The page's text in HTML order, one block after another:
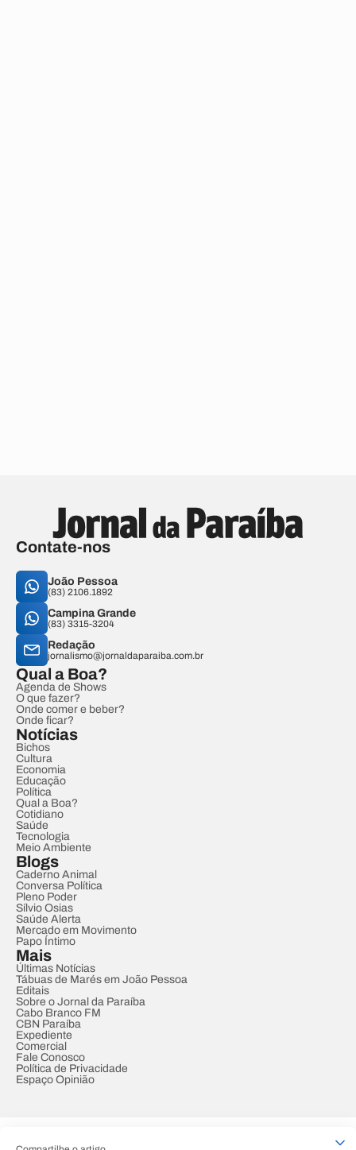
Contate-nos
João Pessoa
(83) 2106.1892
Campina Grande
(83) 3315-3204
Redação
jornalismo@jornaldaparaiba.com.br
Qual a Boa?
Agenda de Shows
O que fazer?
Onde comer e beber?
Onde ficar?
Notícias
Bichos
Cultura
Economia
Educação
Política
Qual a Boa?
Cotidiano
Saúde
Tecnologia
Meio Ambiente
Blogs
Caderno Animal
Conversa Política
Pleno Poder
Sílvio Osias
Saúde Alerta
Mercado em Movimento
Papo Íntimo
Mais
Últimas Notícias
Tábuas de Marés em João Pessoa
Editais
Sobre o Jornal da Paraíba
Cabo Branco FM
CBN Paraíba
Expediente
Comercial
Fale Conosco
Política de Privacidade
Espaço Opinião